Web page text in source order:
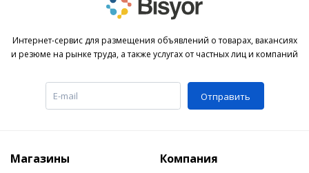
Интернет-сервис для размещения объявлений о товарах, вакансиях
и резюме на рынке труда, а также услугах от частных лиц и компаний
Отправить
Магазины Компания